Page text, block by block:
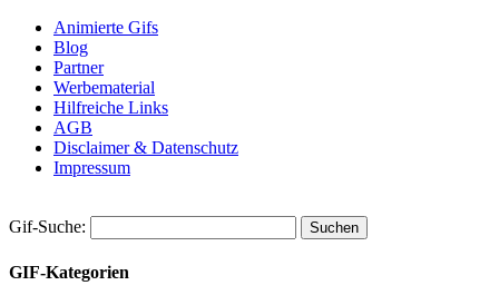
Animierte Gifs
Blog
Partner
Werbematerial
Hilfreiche Links
AGB
Disclaimer & Datenschutz
Impressum
Gif-Suche:
GIF-Kategorien